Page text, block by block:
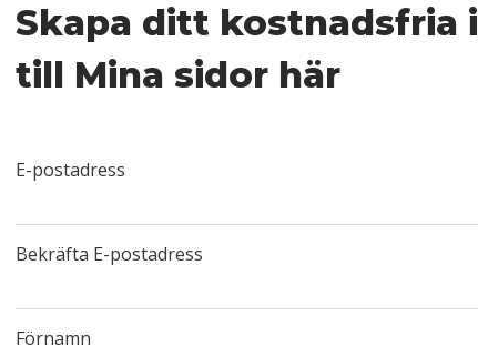
Skapa ditt kostnadsfria
till Mina sidor här
E-postadress
Bekräfta E-postadress
Förnamn